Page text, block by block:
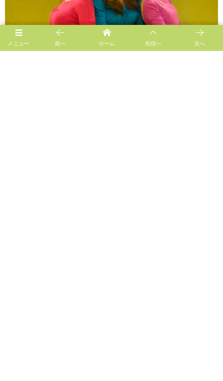
メニュー 前へ ホーム 先頭へ 次へ